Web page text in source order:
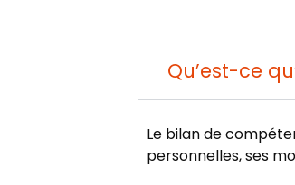
Qu’est-ce
Le bilan de
personnelles, ses